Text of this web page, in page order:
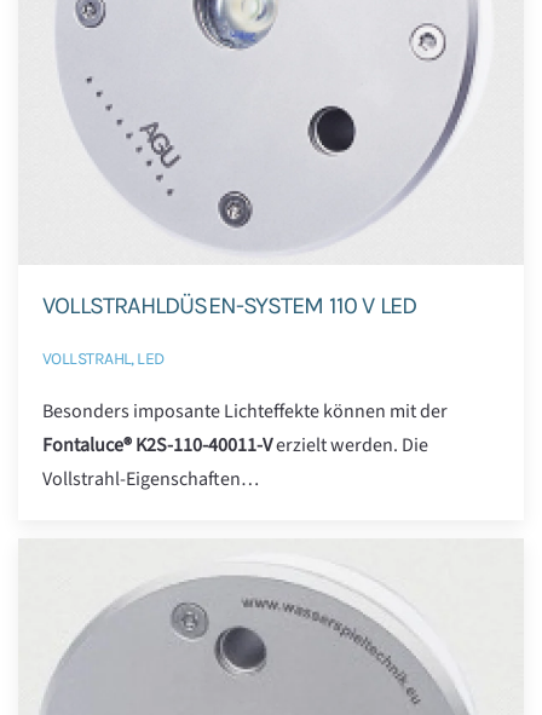
VOLLSTRAHLDÜSEN-SYSTEM 110 V LED
VOLLSTRAHL, LED
Besonders imposante Lichteffekte können mit der
Fontaluce® K2S-110-40011-Verzielt werden. Die
Vollstrahl-Eigenschaften…